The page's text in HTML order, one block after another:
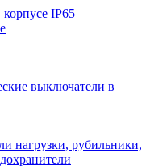
IP65
выключатели в
нагрузки, рубильники,